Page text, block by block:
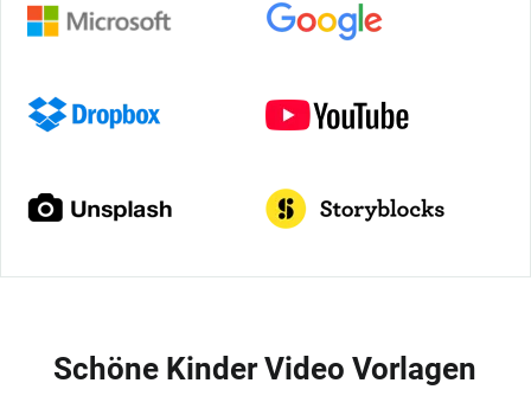
Schöne Kinder Video Vorlagen